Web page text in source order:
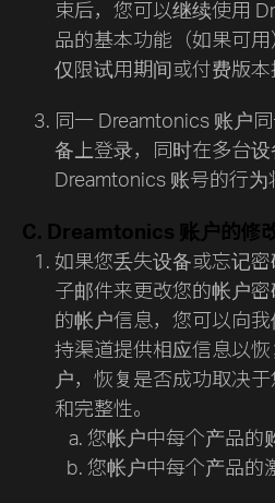
束后，您可以继续使用
品的基本功能（如果可
仅限试用期间或付费版本
同一 Dreamtonics 账户
备上登录，同时在多台
Dreamtonics 账号的行为
C. Dreamtonics 账户的修
如果您丢失设备或忘记
子邮件来更改您的帐户
的帐户信息，您可以向
持渠道提供相应信息以
户，恢复是否成功取决
和完整性。
您帐户中每个产品的
您帐户中每个产品的